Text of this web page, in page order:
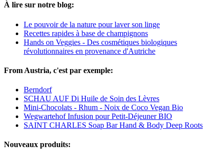
À lire sur notre blog:
Le pouvoir de la nature pour laver son linge
Recettes rapides à base de champignons
Hands on Veggies - Des cosmétiques biologiques
révolutionnaires en provenance d'Autriche
From Austria, c'est par exemple:
Berndorf
SCHAU AUF Di Huile de Soin des Lèvres
Mini-Chocolats - Rhum - Noix de Coco Vegan Bio
Wegwartehof Infusion pour Petit-Déjeuner BIO
SAINT CHARLES Soap Bar Hand & Body Deep Roots
Nouveaux produits: